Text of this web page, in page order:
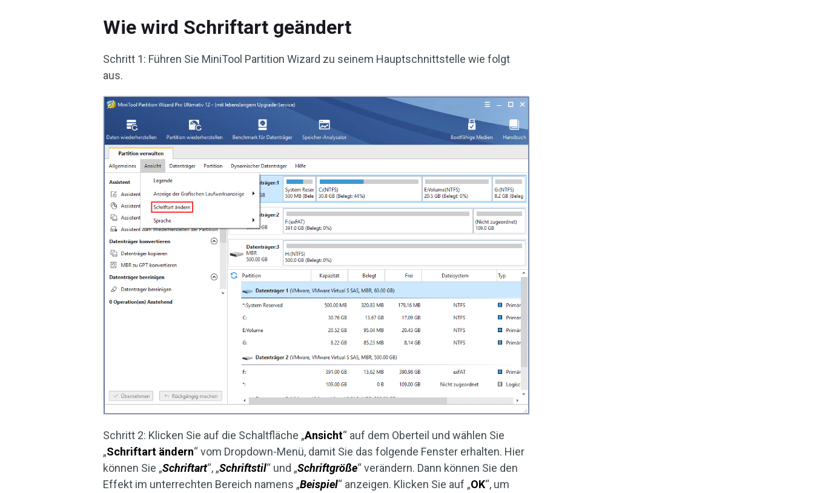
Wie wird Schriftart geändert
Schritt 1: Führen Sie MiniTool Partition Wizard zu seinem Hauptschnittstelle wie folgt
aus.
Schritt 2: Klicken Sie auf die Schaltfläche „Ansicht“ auf dem Oberteil und wählen Sie
„Schriftart ändern“ vom Dropdown-Menü, damit Sie das folgende Fenster erhalten. Hier
können Sie „Schriftart“, „Schriftstil“ und „Schriftgröße“ verändern. Dann können Sie den
Effekt im unterrechten Bereich namens „Beispiel“ anzeigen. Klicken Sie auf „OK“, um